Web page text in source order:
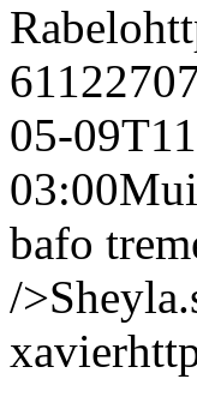
Rabelo
05-
03:00
bafo
/>Sheyla.
xavier